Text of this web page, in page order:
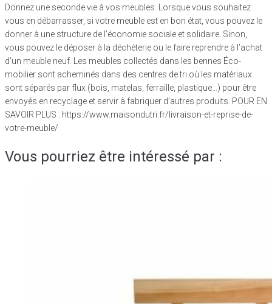
Donnez une seconde vie à vos meubles. Lorsque vous souhaitez
vous en débarrasser, si votre meuble est en bon état, vous pouvez le
donner à une structure de l’économie sociale et solidaire. Sinon,
vous pouvez le déposer à la déchèterie ou le faire reprendre à l’achat
d’un meuble neuf. Les meubles collectés dans les bennes Éco-
mobilier sont acheminés dans des centres de tri où les matériaux
sont séparés par flux (bois, matelas, ferraille, plastique…) pour être
envoyés en recyclage et servir à fabriquer d’autres produits. POUR EN
SAVOIR PLUS : https://www.maisondutri.fr/livraison-et-reprise-de-
votre-meuble/
Vous pourriez être intéressé par :